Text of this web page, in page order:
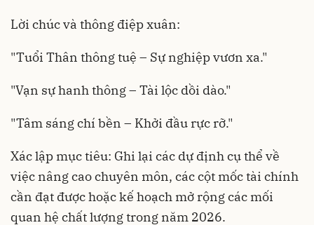
Lời chúc và thông điệp xuân:
"Tuổi Thân thông tuệ – Sự nghiệp vươn xa."
"Vạn sự hanh thông – Tài lộc dồi dào."
"Tâm sáng chí bền – Khởi đầu rực rỡ."
Xác lập mục tiêu: Ghi lại các dự định cụ thể về
việc nâng cao chuyên môn, các cột mốc tài chính
cần đạt được hoặc kế hoạch mở rộng các mối
quan hệ chất lượng trong năm 2026.